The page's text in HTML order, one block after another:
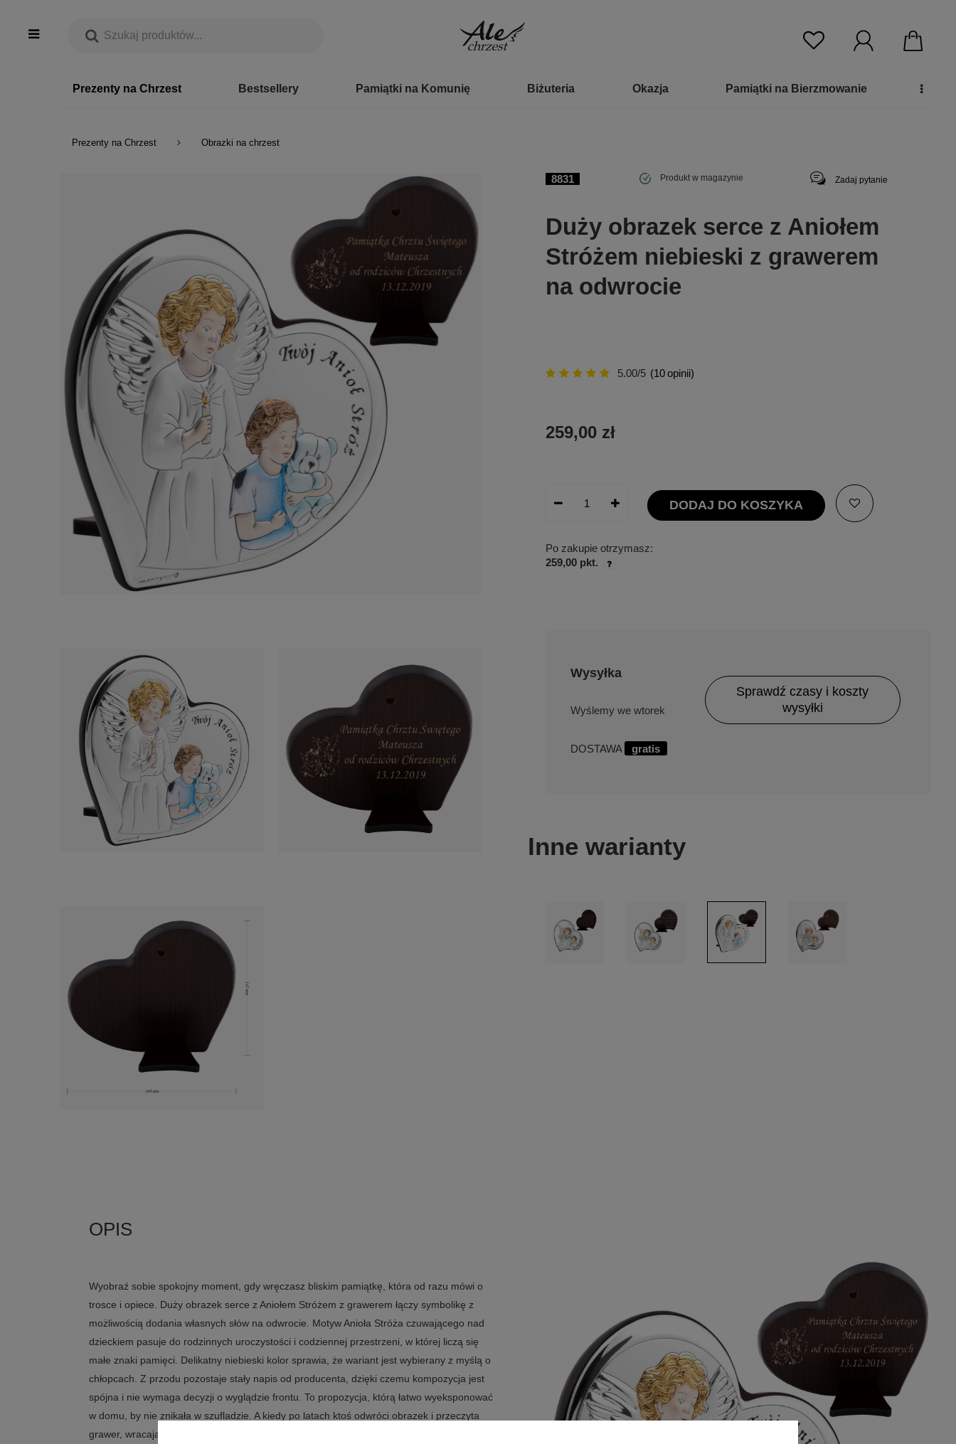
Prezenty na Chrzest Bestsellery Pamiątki na Komunię Biżuteria Okazja Pamiątki na Bierzmowanie
Prezenty na Chrzest Obrazki na chrzest
8831 Produkt w magazynie Zadaj pytanie
Duży obrazek serce z Aniołem
Stróżem niebieski z grawerem
na odwrocie
5.00/5 (10opinii)
259,00 zł
DODAJ DO KOSZYKA
Po zakupie otrzymasz:
259,00 pkt.
Wysyłka
we wtorek
DOSTAWA gratis
Sprawdź czasy i koszty
wysyłki
Inne warianty
Wyobraź sobie spokojny moment, gdy wręczasz bliskim pamiątkę, która od razu mówi o
trosce i opiece. Duży obrazek serce z Aniołem Stróżem z grawerem łączy symbolikę z
możliwością dodania własnych słów na odwrocie. Motyw Anioła Stróża czuwającego nad
dzieckiem pasuje do rodzinnych uroczystości i codziennej przestrzeni, w której liczą się
małe znaki pamięci. Delikatny niebieski kolor sprawia, że wariant jest wybierany z myślą o
chłopcach. Z przodu pozostaje stały napis od producenta, dzięki czemu kompozycja jest
spójna i nie wymaga decyzji o wyglądzie frontu. To propozycja, którą łatwo wyeksponować
w domu, by nie znikała w szufladzie. A kiedy po latach ktoś odwróci obrazek i przeczyta
grawer, wracają emocje związane z chwilą wręczenia.